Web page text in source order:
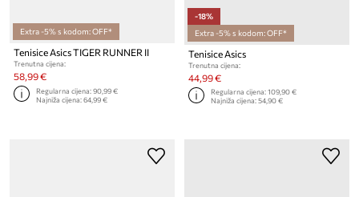
Extra -5% s kodom: OFF*
Tenisice Asics TIGER RUNNER II
Trenutna cijena:
58,99 €
Regularna cijena:90,99 €
Najniža cijena:64,99 €
-18%
Extra -5% s kodom: OFF*
Tenisice Asics
Trenutna cijena:
44,99 €
Regularna cijena:109,90 €
Najniža cijena:54,90 €